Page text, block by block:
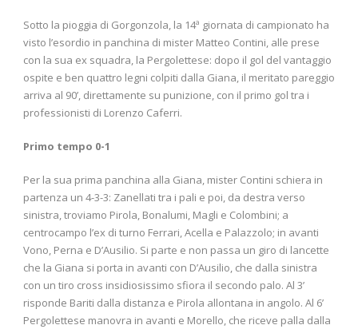
Sotto la pioggia di Gorgonzola, la 14ª giornata di campionato ha
visto l’esordio in panchina di mister Matteo Contini, alle prese
con la sua ex squadra, la Pergolettese: dopo il gol del vantaggio
ospite e ben quattro legni colpiti dalla Giana, il meritato pareggio
arriva al 90’, direttamente su punizione, con il primo gol tra i
professionisti di Lorenzo Caferri.
Primo tempo 0-1
Per la sua prima panchina alla Giana, mister Contini schiera in
partenza un 4-3-3: Zanellati tra i pali e poi, da destra verso
sinistra, troviamo Pirola, Bonalumi, Magli e Colombini; a
centrocampo l’ex di turno Ferrari, Acella e Palazzolo; in avanti
Vono, Perna e D’Ausilio. Si parte e non passa un giro di lancette
che la Giana si porta in avanti con D’Ausilio, che dalla sinistra
con un tiro cross insidiosissimo sfiora il secondo palo. Al 3’
risponde Bariti dalla distanza e Pirola allontana in angolo. Al 6’
Pergolettese manovra in avanti e Morello, che riceve palla dalla